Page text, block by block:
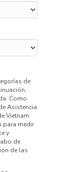
de
Como
Asistencia
Vietnam
para medir
y
de
de las